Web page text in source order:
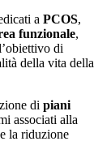
a PCOS,
funzionale,
di
della vita della
di piani
associati alla
la riduzione